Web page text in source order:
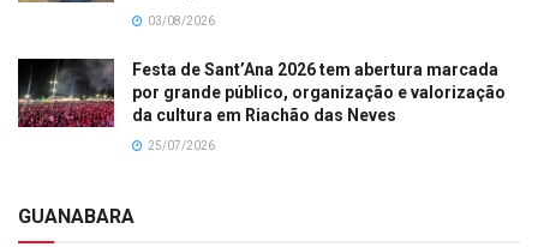
03/08/2026
Festa de Sant’Ana 2026 tem abertura marcada
por grande público, organização e valorização
da cultura em Riachão das Neves
25/07/2026
GUANABARA